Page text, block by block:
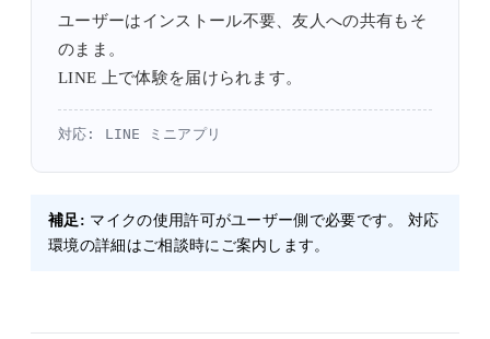
ユーザーはインストール不要、友人への共有もそ
のまま。
LINE 上で体験を届けられます。
対応: LINE ミニアプリ
補足: マイクの使用許可がユーザー側で必要です。 対応
環境の詳細はご相談時にご案内します。